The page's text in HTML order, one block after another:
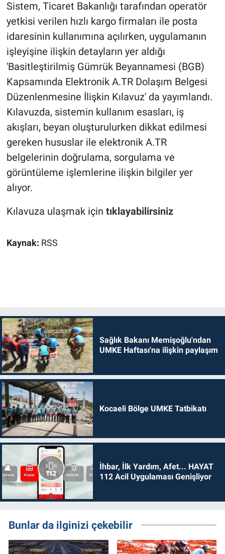
Sistem, Ticaret Bakanlığı tarafından operatör
yetkisi verilen hızlı kargo firmaları ile posta
idaresinin kullanımına açılırken, uygulamanın
işleyişine ilişkin detayların yer aldığı
'Basitleştirilmiş Gümrük Beyannamesi (BGB)
Kapsamında Elektronik A.TR Dolaşım Belgesi
Düzenlenmesine İlişkin Kılavuz' da yayımlandı.
Kılavuzda, sistemin kullanım esasları, iş
akışları, beyan oluşturulurken dikkat edilmesi
gereken hususlar ile elektronik A.TR
belgelerinin doğrulama, sorgulama ve
görüntüleme işlemlerine ilişkin bilgiler yer
alıyor.
Kılavuza ulaşmak için tıklayabilirsiniz
Kaynak: RSS
Sağlık Bakanı Memişoğlu'ndan
UMKE Haftası'na ilişkin paylaşım
Kocaeli Bölge UMKE Tatbikatı
İhbar, İlk Yardım, Afet... HAYAT
112 Acil Uygulaması Genişliyor
Bunlar da ilginizi çekebilir